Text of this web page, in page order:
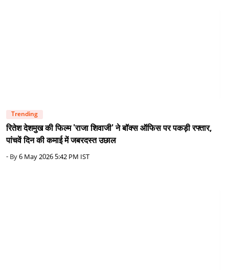
Trending
रितेश देशमुख की फिल्म 'राजा शिवाजी' ने बॉक्स ऑफिस पर पकड़ी रफ्तार,
पांचवें दिन की कमाई में जबरदस्त उछाल
- By6 May 2026 5:42 PM IST